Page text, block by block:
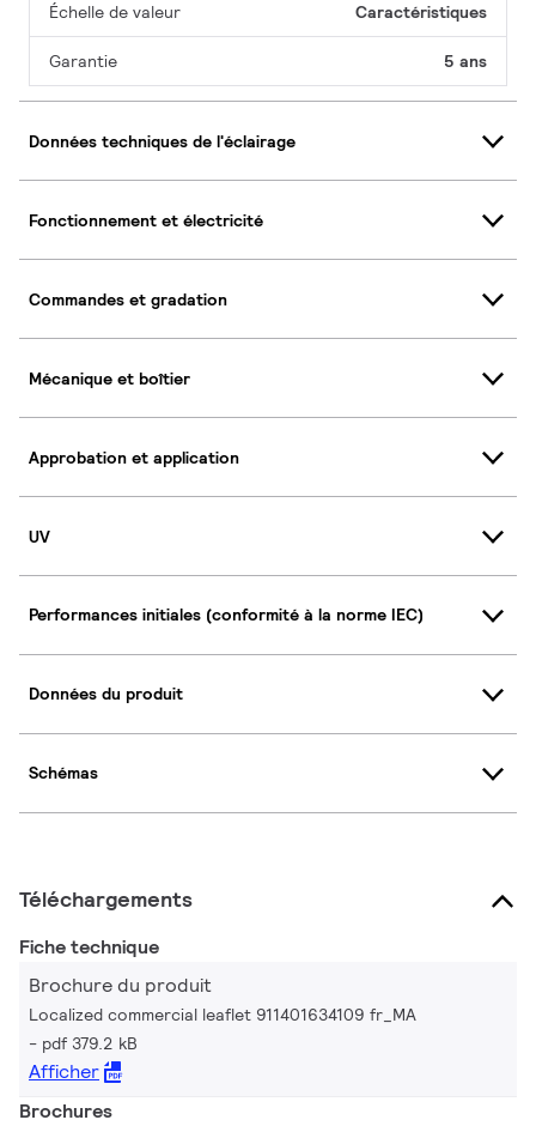
Échelle de valeur Caractéristiques
Garantie 5 ans
Données techniques de l'éclairage
Fonctionnement et électricité
Commandes et gradation
Mécanique et boîtier
Approbation et application
UV
Performances initiales (conformité à la norme IEC)
Données du produit
Schémas
Téléchargements
Fiche technique
Brochure du produit
Localized commercial leaflet 911401634109 fr_MA
pdf 379.2 kB
Afficher
Brochures